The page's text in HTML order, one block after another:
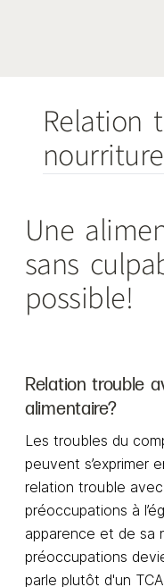
Relation
nourriture
Une
sans
possible!
Relation trouble
alimentaire?
Les troubles du
peuvent s’exprimer
relation trouble
préoccupations à
apparence et de sa
préoccupations
parle plutôt d'un